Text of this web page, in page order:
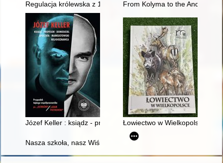
Regulacja królewska z 1723 roku a prawa miejskie Szczytna
From Kolyma to the Anders'
Józef Keller : ksiądz - profesor - donosiciel - apostata -
Łowiectwo w Wielkopolsce :
Nasza szkoła, nasz Wiśniew : publikacja jubileuszowa z okazji